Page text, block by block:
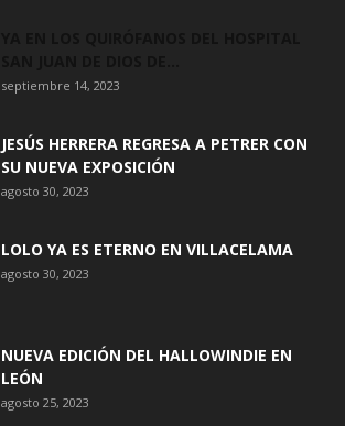
septiembre 14, 2023
JESÚS HERRERA REGRESA A PETRER CON
SU NUEVA EXPOSICIÓN
agosto 30, 2023
LOLO YA ES ETERNO EN VILLACELAMA
agosto 30, 2023
NUEVA EDICIÓN DEL HALLOWINDIE EN
LEÓN
agosto 25, 2023